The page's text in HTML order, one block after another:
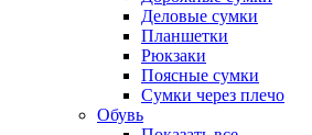
Деловые сумки
Планшетки
Рюкзаки
Поясные сумки
Сумки через плечо
Обувь